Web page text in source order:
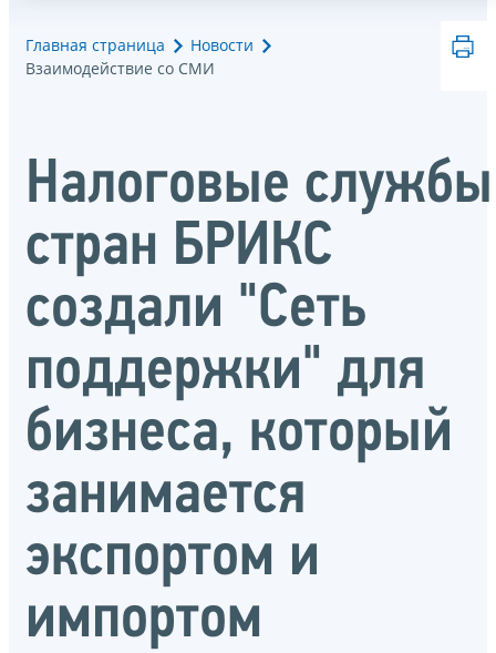
Главная страница
Новости
Взаимодействие со СМИ
Налоговые службы
стран БРИКС
создали "Сеть
поддержки" для
бизнеса, который
занимается
экспортом и
импортом